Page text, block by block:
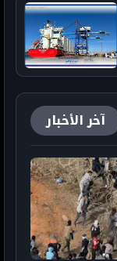
آخر الأخبار